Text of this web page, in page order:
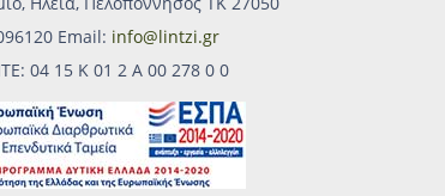
Email: info@lintzi.gr
04 15 Κ 01 2 Α 00 278 0 0